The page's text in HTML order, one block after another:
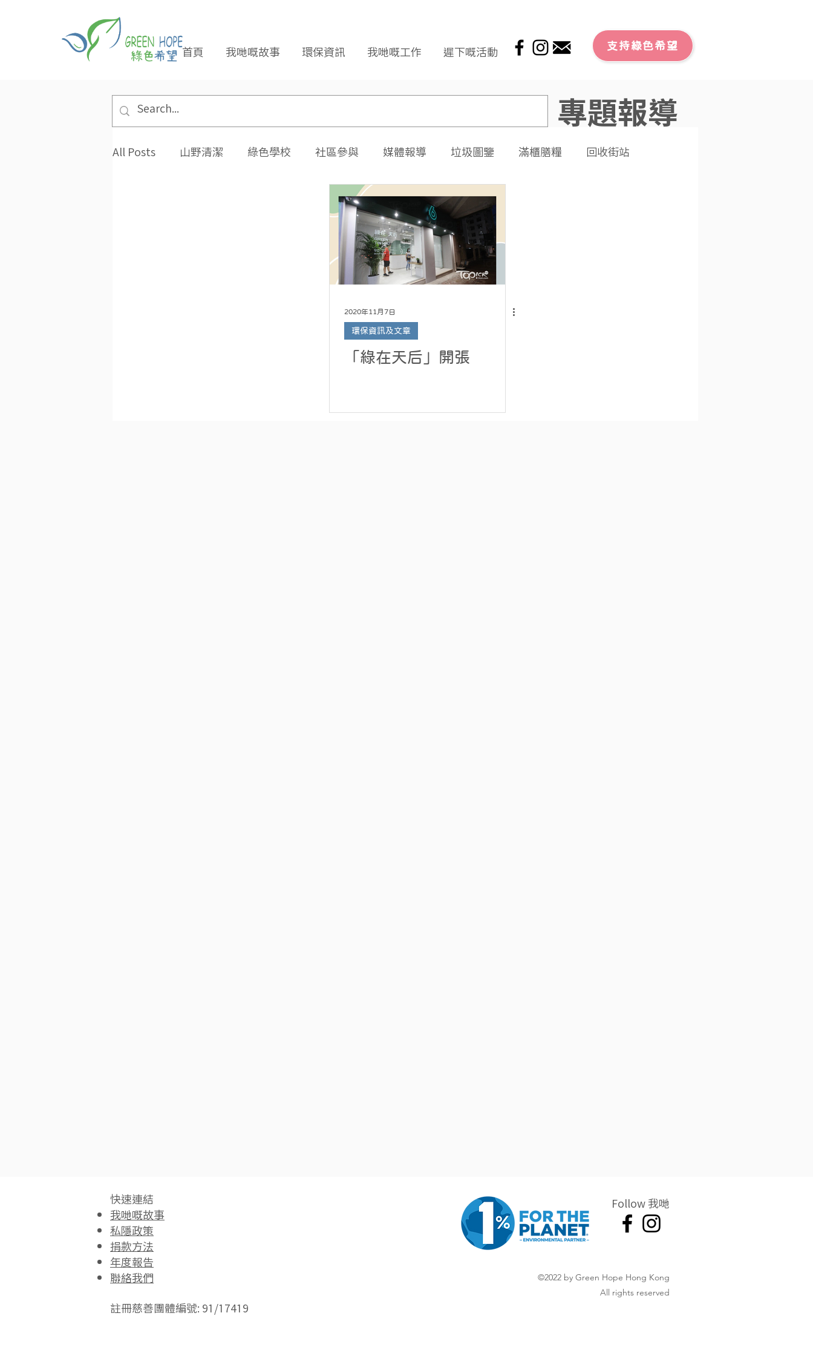
首頁 我哋嘅故事 環保資訊 我哋嘅工作 遲下嘅活動 支持綠色希望
專題報導
All Posts 山野清潔 綠色學校 社區參與 媒體報導 垃圾圖鑒 滿櫃膳糧 回收街站
環保新聞回顧 環保資訊及文章
企業社會責任 拾起希望 海岸清潔大行動
2020年11月7日
環保資訊及文章
「綠在天后」開張
快速連結​
我哋嘅故事
私隱政策
捐款方法
年度報告
聯絡我們
註冊慈善團體編號: 91/17419
Follow 我哋
©2022 by Green Hope Hong Kong
All rights reserved